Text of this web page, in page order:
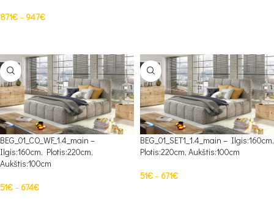
871€– 947€
BEG_01_CO_WF_1.4_main –
Ilgis:160cm, Plotis:220cm,
Aukštis:100cm
51€– 674€
BEG_01_SET1_1.4_main – Ilgis:160cm,
Plotis:220cm, Aukštis:100cm
51€– 671€